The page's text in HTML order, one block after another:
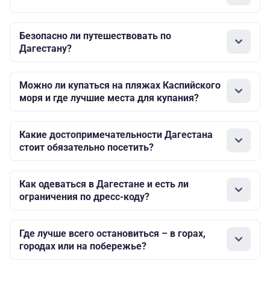
Безопасно ли путешествовать по
Дагестану?
Можно ли купаться на пляжах Каспийского
моря и где лучшие места для купания?
Какие достопримечательности Дагестана
стоит обязательно посетить?
Как одеваться в Дагестане и есть ли
ограничения по дресс-коду?
Где лучше всего остановиться – в горах,
городах или на побережье?